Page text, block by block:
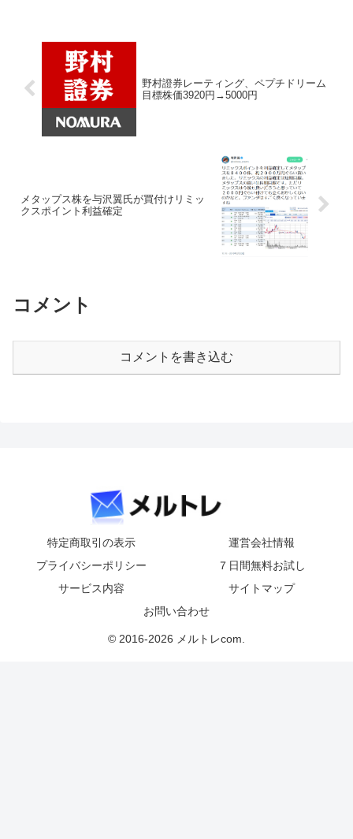
野村證券レーティング、ペプチドリーム
目標株価3920円→5000円
メタップス株を与沢翼氏が買付けリミッ
クスポイント利益確定
コメント
コメントを書き込む
特定商取引の表示
運営会社情報
プライバシーポリシー
７日間無料お試し
サービス内容
サイトマップ
お問い合わせ
© 2016-2026 メルトレcom.